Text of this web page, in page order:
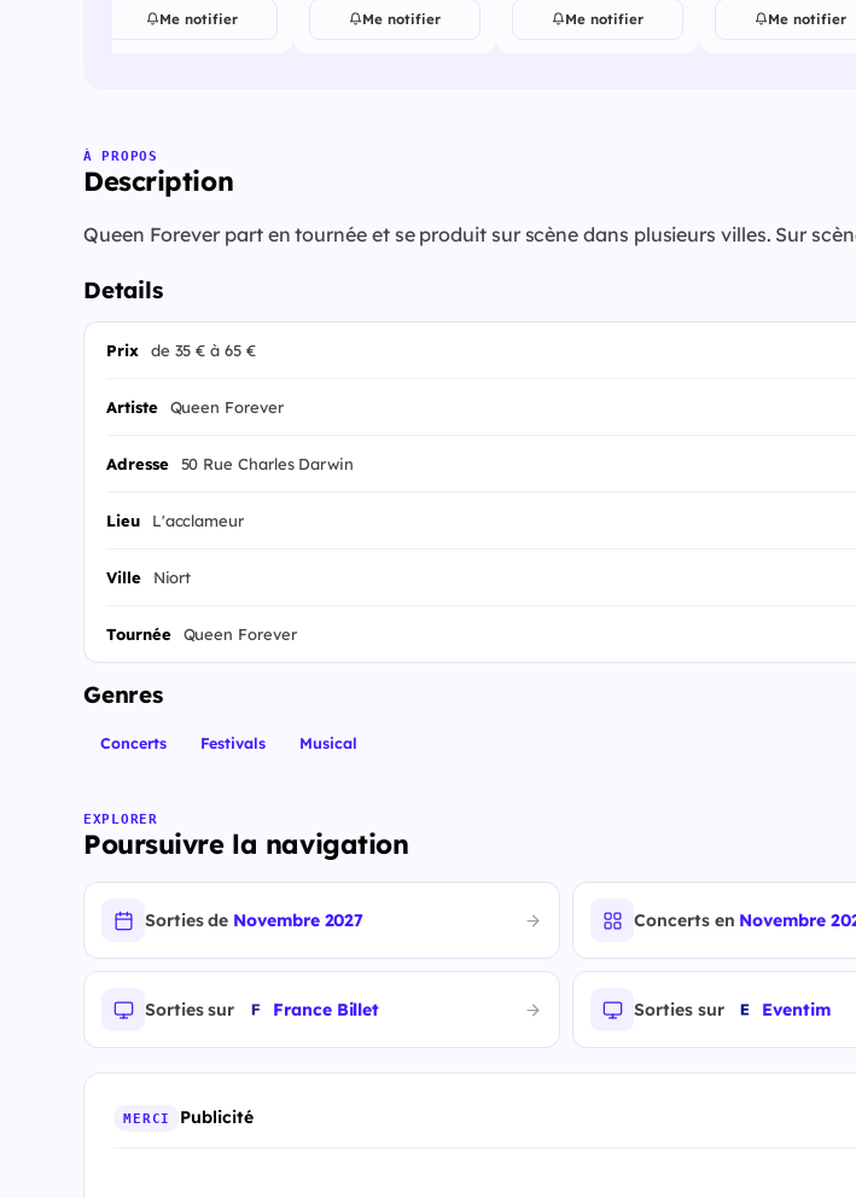
Me notifier Me notifier Me notifier Me notifier
À PROPOS
Description
Queen Forever part en tournée et se produit sur scène dans plusieurs villes. Sur
Details
Prix de 35 € à 65 €
Artiste Queen Forever
Adresse 50 Rue Charles Darwin
Lieu L'acclameur
Ville Niort
Tournée Queen Forever
Genres
Concerts Festivals Musical
EXPLORER
Poursuivre la navigation
Sorties de Novembre 2027 Concerts en Novembre
Sorties sur France Billet Sorties sur Eventim
MERCI Publicité